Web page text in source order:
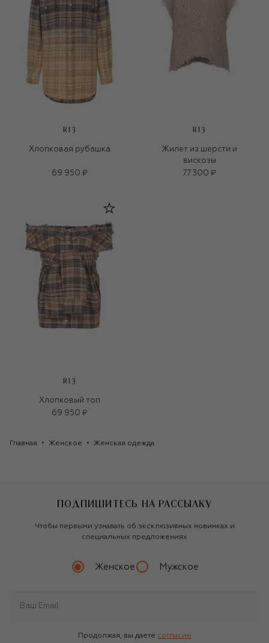
R13
Хлопковая рубашка
69 950 ₽
R13
Жилет из шерсти и
вискозы
77 300 ₽
R13
Хлопковый топ
69 950 ₽
Главная Женское Женская одежда
ПОДПИШИТЕСЬ НА РАССЫЛКУ
Чтобы первыми узнавать об эксклюзивных новинках и
специальных предложениях
Женское Мужское
Продолжая, вы даете согласие